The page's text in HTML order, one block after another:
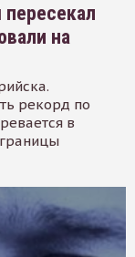
на
рекорд по
в